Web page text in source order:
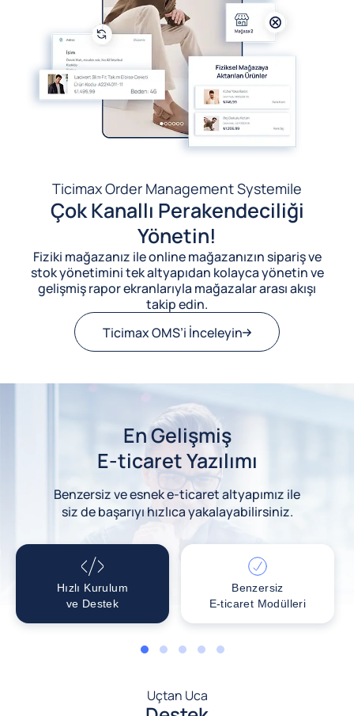
Ticimax Order Management Systemile
Çok Kanallı Perakendeciliği
Yönetin!
Fiziki mağazanız ile online mağazanızın sipariş ve
stok yönetimini tek altyapıdan kolayca yönetin ve
gelişmiş rapor ekranlarıyla mağazalar arası akışı
takip edin.
Ticimax OMS’i İnceleyin
En Gelişmiş
E-ticaret Yazılımı
Benzersiz ve esnek e-ticaret altyapımız ile
siz de başarıyı hızlıca yakalayabilirsiniz.
Hızlı Kurulum
ve Destek
Benzersiz
E-ticaret Modülleri
1 2 3 4 5
Uçtan Uca